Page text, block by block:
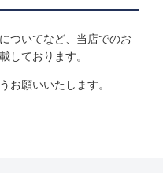
ついてなど、当店でのお
しております。
お願いいたします。